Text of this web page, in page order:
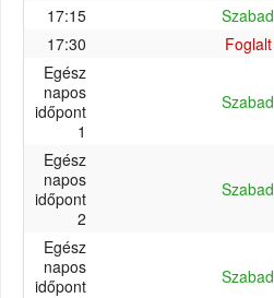
17:15
Szabad
17:30
Foglalt
Egész
napos
időpont
1
Szabad
Egész
napos
időpont
2
Szabad
Egész
napos
időpont
Szabad